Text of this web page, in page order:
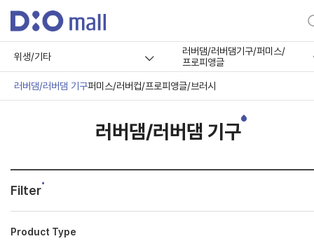
위생/기타
러버댐/러버댐기구/퍼미스/
프로피앵글
러버댐/러버댐 기구퍼미스/러버컵/프로피앵글/브러시
러버댐/러버댐 기구
Filter
Product Type